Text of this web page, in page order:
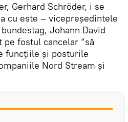
Gerhard Schröder, i se
cu este – vicepreședintele
Johann David
fostul cancelar “să
funcțiile și posturile
Nord Stream și